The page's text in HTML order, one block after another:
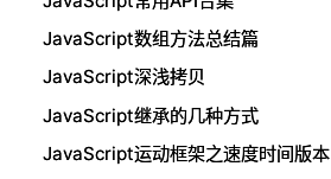
JavaScript数组方法总结篇
JavaScript深浅拷贝
JavaScript继承的几种方式
JavaScript运动框架之速度时间版本
JavaScript数组方法总结篇
JavaScript深浅拷贝
JavaScript继承的几种方式
JavaScript运动框架之速度时间版本